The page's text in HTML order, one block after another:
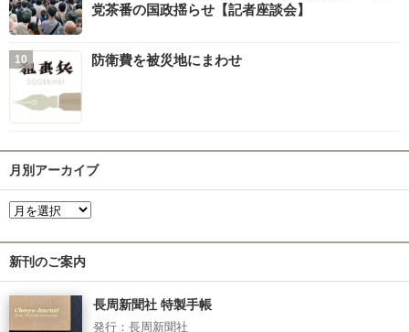
党茶番の国政揺らせ【記者座談会】
防衛費を被災地にまわせ
月別アーカイブ
新刊のご案内
長周新聞社 特製手帳
発行：長周新聞社